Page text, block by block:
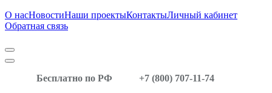
О насНовостиНаши проектыКонтактыЛичный кабинет
Обратная связь
Бесплатно по РФ
+7 (800) 707-11-74